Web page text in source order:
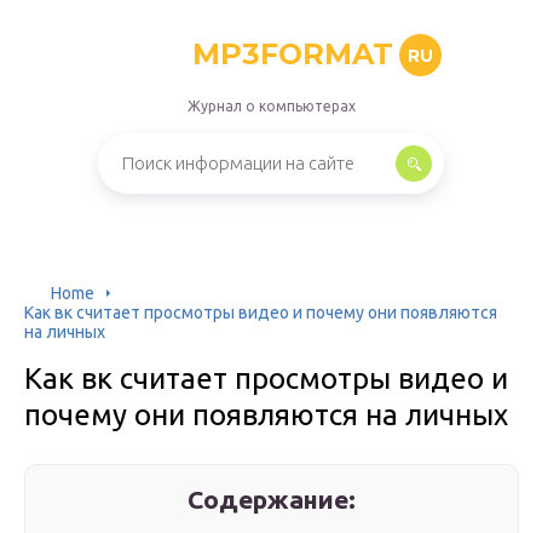
MP3FORMAT RU
Журнал о компьютерах
Home
Как вк считает просмотры видео и почему они появляются
на личных
Как вк считает просмотры видео и
почему они появляются на личных
Содержание: